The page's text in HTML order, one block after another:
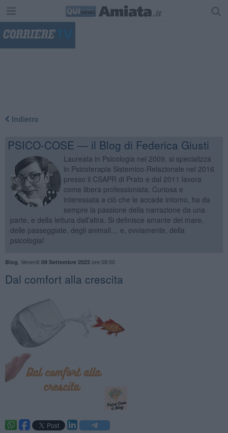
Indietro
PSICO-COSE — il Blog di Federica Giusti
Laureata in Psicologia nel 2009, si specializza
in Psicoterapia Sistemico-Relazionale nel 2016
presso il CSAPR di Prato e dal 2011 lavora
come libera professionista. Curiosa e
interessata a ciò che le accade intorno, ha da
sempre la passione della narrazione da una
parte, e della lettura dall’altra. Si definisce amante del mare,
delle passeggiate, degli animali… e, ovviamente, della
psicologia!
Blog Venerdì 09 Settembre 2022ore 08:00
​Dal comfort alla crescita